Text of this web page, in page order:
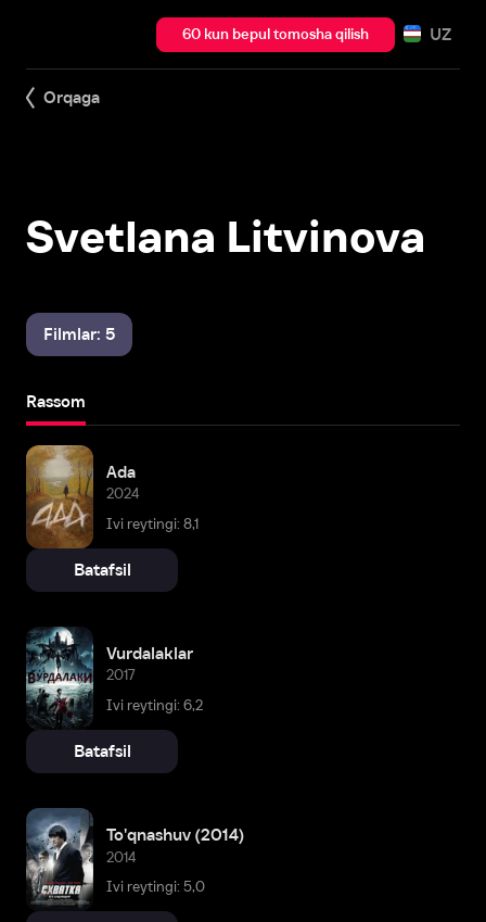
60 kun bepul tomosha qilish UZ
Orqaga
Svetlana Litvinova
Filmlar: 5
Rassom
Ada
2024
Ivi reytingi: 8,1
Batafsil
Vurdalaklar
2017
Ivi reytingi: 6,2
Batafsil
To'qnashuv (2014)
2014
Ivi reytingi: 5,0